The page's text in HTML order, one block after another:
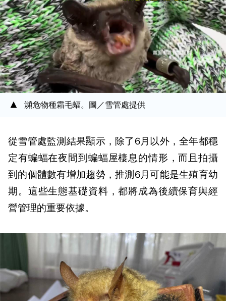
瀕危物種霜毛蝠。圖／雪管處提供
從雪管處監測結果顯示，除了6月以外，全年都穩
定有蝙蝠在夜間到蝙蝠屋棲息的情形，而且拍攝
到的個體數有增加趨勢，推測6月可能是生殖育幼
期。這些生態基礎資料，都將成為後續保育與經
營管理的重要依據。